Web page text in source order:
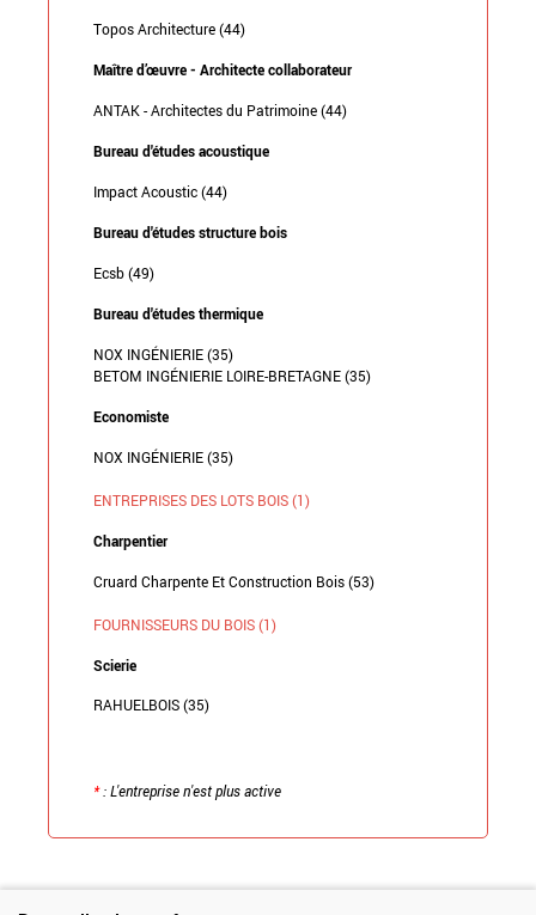
Topos Architecture (44)
Maître d’œuvre - Architecte collaborateur
ANTAK - Architectes du Patrimoine (44)
Bureau d'études acoustique
Impact Acoustic (44)
Bureau d'études structure bois
Ecsb (49)
Bureau d'études thermique
NOX INGÉNIERIE (35)
BETOM INGÉNIERIE LOIRE-BRETAGNE (35)
Economiste
NOX INGÉNIERIE (35)
ENTREPRISES DES LOTS BOIS (1)
Charpentier
Cruard Charpente Et Construction Bois (53)
FOURNISSEURS DU BOIS (1)
Scierie
RAHUELBOIS (35)
*: L'entreprise n'est plus active